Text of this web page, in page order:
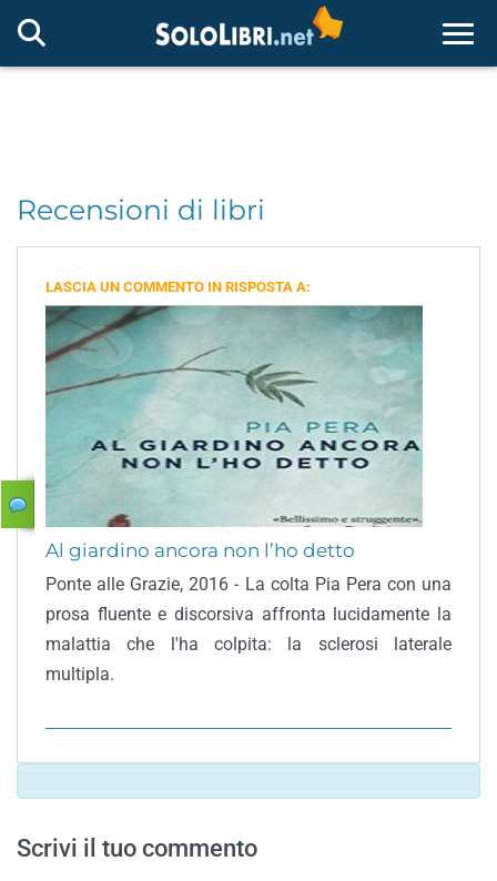
Recensioni di libri
LASCIA UN COMMENTO IN RISPOSTA A:
Al giardino ancora non l’ho detto
Ponte alle Grazie, 2016 - La colta Pia Pera con una
prosa fluente e discorsiva affronta lucidamente la
malattia che l'ha colpita: la sclerosi laterale
multipla.
Scrivi il tuo commento